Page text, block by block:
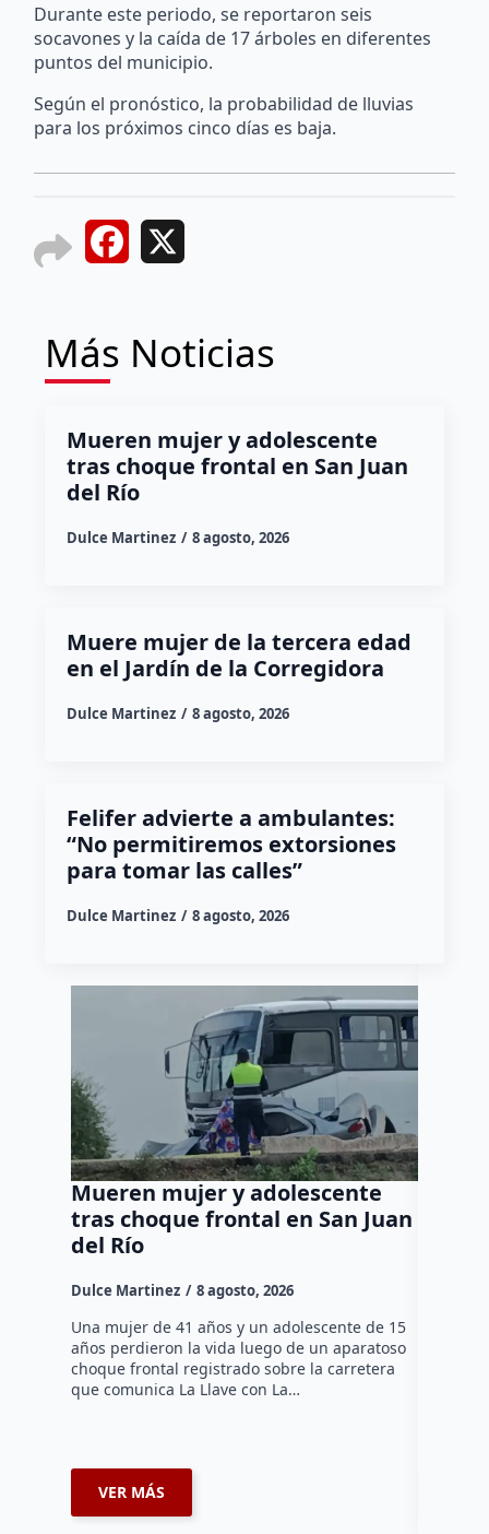
Durante este periodo, se reportaron seis
socavones y la caída de 17 árboles en diferentes
puntos del municipio.
Según el pronóstico, la probabilidad de lluvias
para los próximos cinco días es baja.
Facebook
Más Noticias
Mueren mujer y adolescente
tras choque frontal en San Juan
del Río
Dulce Martinez 8 agosto, 2026
Muere mujer de la tercera edad
en el Jardín de la Corregidora
Dulce Martinez 8 agosto, 2026
Felifer advierte a ambulantes:
“No permitiremos extorsiones
para tomar las calles”
Dulce Martinez 8 agosto, 2026
Mueren mujer y adolescente
tras choque frontal en San Juan
del Río
Dulce Martinez 8 agosto, 2026
Una mujer de 41 años y un adolescente de 15
años perdieron la vida luego de un aparatoso
choque frontal registrado sobre la carretera
que comunica La Llave con La…
VER MÁS